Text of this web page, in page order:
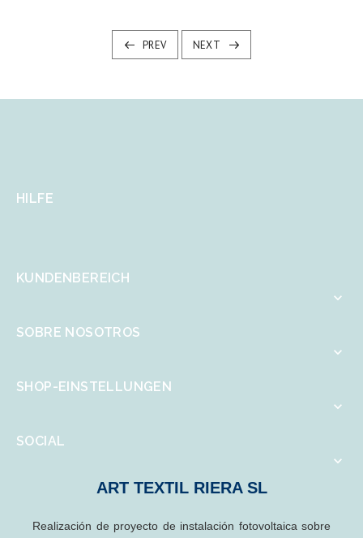
PREV NEXT
HILFE
KUNDENBEREICH

SOBRE NOSOTROS

SHOP-EINSTELLUNGEN

SOCIAL

ART TEXTIL RIERA SL
Realización de proyecto de instalación fotovoltaica sobre